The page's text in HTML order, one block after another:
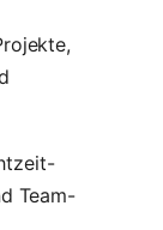
Team-